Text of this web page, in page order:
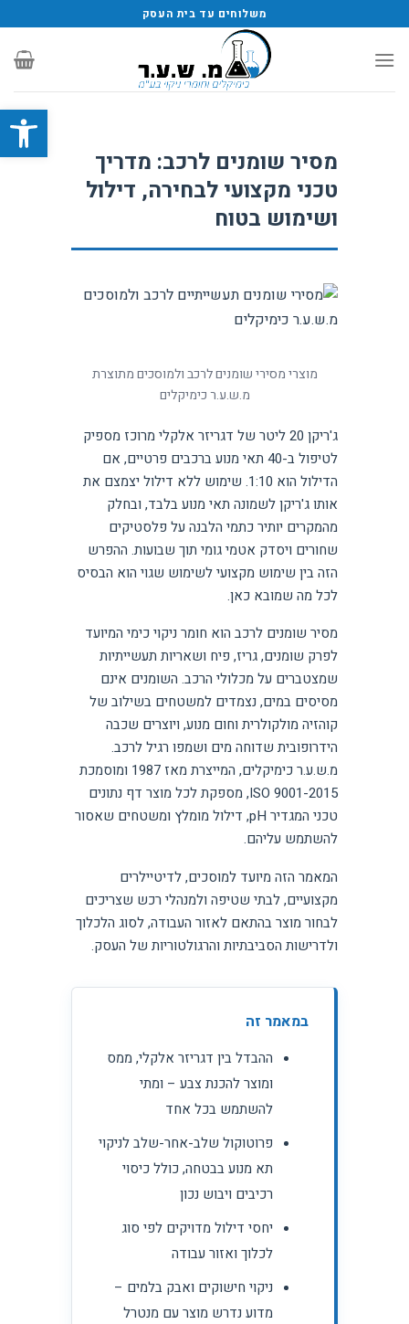
פתח
משלוחים עד בית העסק
מסיר שומנים לרכב: מדריך
טכני מקצועי לבחירה, דילול
ושימוש בטוח
מוצרי מסירי שומנים לרכב ולמוסכים מתוצרת
מ.ש.ע.ר כימיקלים
ג'ריקן 20 ליטר של דגריזר אלקלי מרוכז מספיק
לטיפול ב-40 תאי מנוע ברכבים פרטיים, אם
הדילול הוא 1:10. שימוש ללא דילול יצמצם את
אותו ג'ריקן לשמונה תאי מנוע בלבד, ובחלק
מהמקרים יותיר כתמי הלבנה על פלסטיקים
שחורים ויסדק אטמי גומי תוך שבועות. ההפרש
הזה בין שימוש מקצועי לשימוש שגוי הוא הבסיס
לכל מה שמובא כאן.
מסיר שומנים לרכב הוא חומר ניקוי כימי המיועד
לפרק שומנים, גריז, פיח ושאריות תעשייתיות
שמצטברים על מכלולי הרכב. השומנים אינם
מסיסים במים, נצמדים למשטחים בשילוב של
קוהזיה מולקולרית וחום מנוע, ויוצרים שכבה
הידרופובית שדוחה מים ושמפו רגיל לרכב.
מ.ש.ע.ר כימיקלים, המייצרת מאז 1987 ומוסמכת
ISO 9001-2015, מספקת לכל מוצר דף נתונים
טכני המגדיר pH, דילול מומלץ ומשטחים שאסור
להשתמש עליהם.
המאמר הזה מיועד למוסכים, לדיטיילרים
מקצועיים, לבתי שטיפה ולמנהלי רכש שצריכים
לבחור מוצר בהתאם לאזור העבודה, לסוג הלכלוך
ולדרישות הסביבתיות והרגולטוריות של העסק.
במאמר זה
ההבדל בין דגריזר אלקלי, ממס
ומוצר להכנת צבע – ומתי
להשתמש בכל אחד
פרוטוקול שלב-אחר-שלב לניקוי
תא מנוע בבטחה, כולל כיסוי
רכיבים ויבוש נכון
יחסי דילול מדויקים לפי סוג
לכלוך ואזור עבודה
ניקוי חישוקים ואבק בלמים –
מדוע נדרש מוצר עם מנטרל